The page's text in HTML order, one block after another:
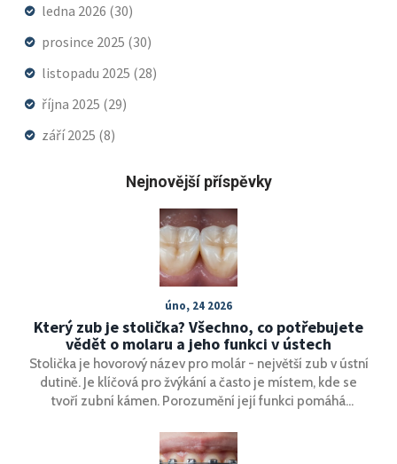
ledna 2026 (30)
prosince 2025 (30)
listopadu 2025 (28)
října 2025 (29)
září 2025 (8)
Nejnovější příspěvky
úno, 24 2026
Který zub je stolička? Všechno, co potřebujete
vědět o molaru a jeho funkci v ústech
Stolička je hovorový název pro molár - největší zub v ústní
dutině. Je klíčová pro žvýkání a často je místem, kde se
tvoří zubní kámen. Porozumění její funkci pomáhá
léčbu.